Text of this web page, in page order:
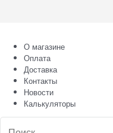
О магазине
Оплата
Доставка
Контакты
Новости
Калькуляторы